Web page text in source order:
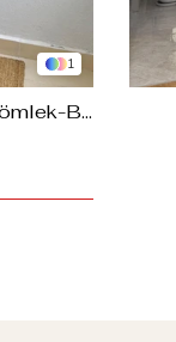
1
Mina Keten Karışımlı Salaş Gömlek-Beyaz